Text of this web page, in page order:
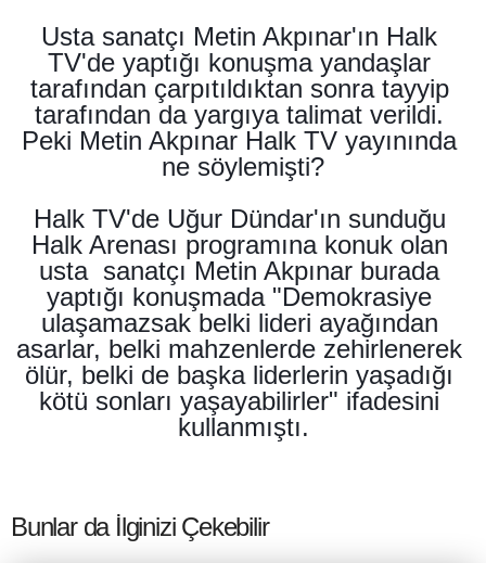
Usta sanatçı Metin Akpınar'ın Halk
TV'de yaptığı konuşma yandaşlar
tarafından çarpıtıldıktan sonra tayyip
tarafından da yargıya talimat verildi.
Peki Metin Akpınar Halk TV yayınında
ne söylemişti?
Halk TV'de Uğur Dündar'ın sunduğu
Halk Arenası programına konuk olan
usta  sanatçı Metin Akpınar burada
yaptığı konuşmada "Demokrasiye
ulaşamazsak belki lideri ayağından
asarlar, belki mahzenlerde zehirlenerek
ölür, belki de başka liderlerin yaşadığı
kötü sonları yaşayabilirler" ifadesini
kullanmıştı.
Bunlar da İlginizi Çekebilir